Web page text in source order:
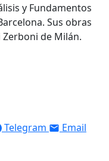
y Fundamentos
Sus obras
de Milán.
Telegram Email